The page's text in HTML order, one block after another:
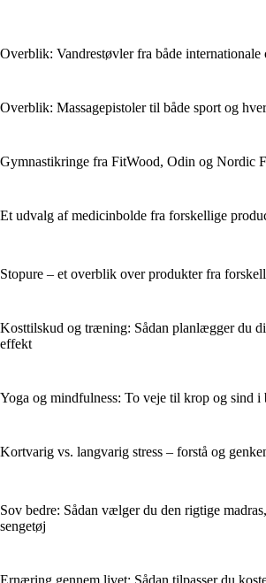
Overblik: Vandrestøvler fra både
Overblik: Massagepistoler til både sport og
Gymnastikringe fra FitWood, Odin og Nordic
Et udvalg af medicinbolde fra forskellige
Stopure – et overblik over produkter fra
Kosttilskud og træning: Sådan planlægger du
effekt
Yoga og mindfulness: To veje til krop og sind i
Kortvarig vs. langvarig stress – forstå og
Sov bedre: Sådan vælger du den rigtige
sengetøj
Ernæring gennem livet: Sådan tilpasser du